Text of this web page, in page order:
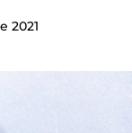
2021